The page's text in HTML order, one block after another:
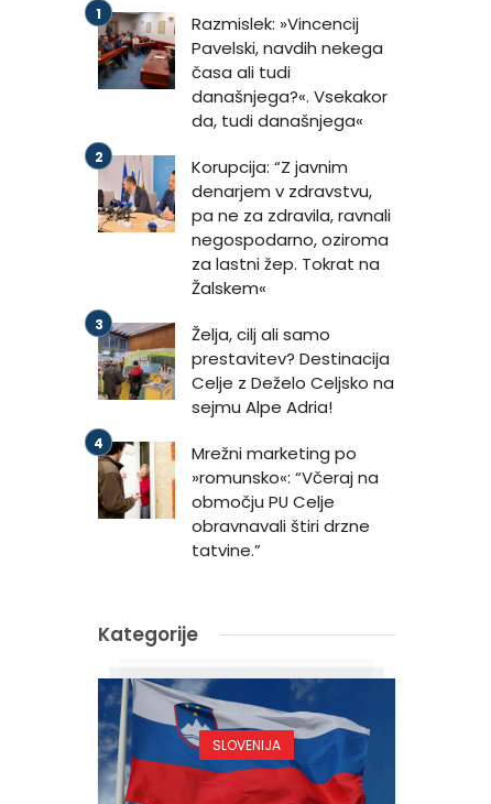
Razmislek: »Vincencij
Pavelski, navdih nekega
časa ali tudi
današnjega?«. Vsekakor
da, tudi današnjega«
Korupcija: “Z javnim
denarjem v zdravstvu,
pa ne za zdravila, ravnali
negospodarno, oziroma
za lastni žep. Tokrat na
Žalskem«
Želja, cilj ali samo
prestavitev? Destinacija
Celje z Deželo Celjsko na
sejmu Alpe Adria!
Mrežni marketing po
»romunsko«: “Včeraj na
območju PU Celje
obravnavali štiri drzne
tatvine.”
Kategorije
SLOVENIJA